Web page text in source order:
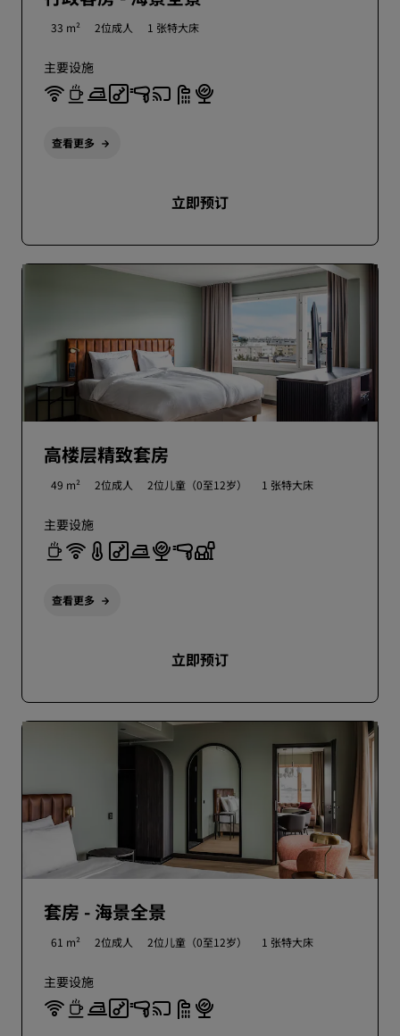
33 m² 2位成人 1 张特大床
主要设施
查看更多
立即预订
高楼层精致套房
49 m² 2位成人 2位儿童（0至12岁） 1 张特大床
主要设施
查看更多
立即预订
套房 - 海景全景
61 m² 2位成人 2位儿童（0至12岁） 1 张特大床
主要设施